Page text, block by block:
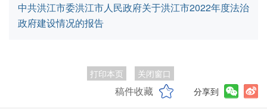
中共洪江市委洪江市人民政府关于洪江市2022年度法治
政府建设情况的报告
打印本页 关闭窗口
稿件收藏 分享到